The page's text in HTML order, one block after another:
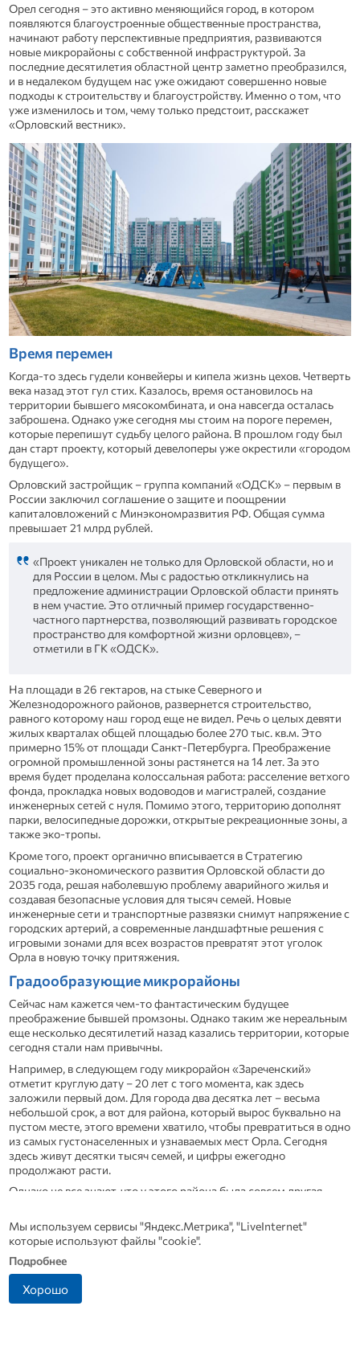
Орел сегодня – это активно меняющийся город, в котором
появляются благоустроенные общественные пространства,
начинают работу перспективные предприятия, развиваются
новые микрорайоны с собственной инфраструктурой. За
последние десятилетия областной центр заметно преобразился,
и в недалеком будущем нас уже ожидают совершенно новые
подходы к строительству и благоустройству. Именно о том, что
уже изменилось и том, чему только предстоит, расскажет
«Орловский вестник».
Время перемен
Когда-то здесь гудели конвейеры и кипела жизнь цехов. Четверть
века назад этот гул стих. Казалось, время остановилось на
территории бывшего мясокомбината, и она навсегда осталась
заброшена. Однако уже сегодня мы стоим на пороге перемен,
которые перепишут судьбу целого района. В прошлом году был
дан старт проекту, который девелоперы уже окрестили «городом
будущего».
Орловский застройщик – группа компаний «ОДСК» – первым в
России заключил соглашение о защите и поощрении
капиталовложений с Минэкономразвития РФ. Общая сумма
превышает 21 млрд рублей.
«Проект уникален не только для Орловской области, но и
для России в целом. Мы с радостью откликнулись на
предложение администрации Орловской области принять
в нем участие. Это отличный пример государственно-
частного партнерства, позволяющий развивать городское
пространство для комфортной жизни орловцев», –
отметили в ГК «ОДСК».
На площади в 26 гектаров, на стыке Северного и
Железнодорожного районов, развернется строительство,
равного которому наш город еще не видел. Речь о целых девяти
жилых кварталах общей площадью более 270 тыс. кв.м. Это
примерно 15% от площади Санкт-Петербурга. Преображение
огромной промышленной зоны растянется на 14 лет. За это
время будет проделана колоссальная работа: расселение ветхого
фонда, прокладка новых водоводов и магистралей, создание
инженерных сетей с нуля. Помимо этого, территорию дополнят
парки, велосипедные дорожки, открытые рекреационные зоны, а
также эко-тропы.
Кроме того, проект органично вписывается в Стратегию
социально-экономического развития Орловской области до
2035 года, решая наболевшую проблему аварийного жилья и
создавая безопасные условия для тысяч семей. Новые
инженерные сети и транспортные развязки снимут напряжение с
городских артерий, а современные ландшафтные решения с
игровыми зонами для всех возрастов превратят этот уголок
Орла в новую точку притяжения.
Градообразующие микрорайоны
Сейчас нам кажется чем-то фантастическим будущее
преображение бывшей промзоны. Однако таким же нереальным
еще несколько десятилетий назад казались территории, которые
сегодня стали нам привычны.
Например, в следующем году микрорайон «Зареченский»
отметит круглую дату – 20 лет с того момента, как здесь
заложили первый дом. Для города два десятка лет – весьма
небольшой срок, а вот для района, который вырос буквально на
пустом месте, этого времени хватило, чтобы превратиться в одно
из самых густонаселенных и узнаваемых мест Орла. Сегодня
здесь живут десятки тысяч семей, и цифры ежегодно
продолжают расти.
Однако не все знают, что у этого района была совсем другая
обозначалось как «Пробуждение». Так называлась
сельхозартель, а позже колхоз, который появился здесь еще в
послевоенные годы. Поля засевали кукурузой и овсом, разбивали
сады. Тогда никто не мог и предположить, что через полвека на
этих же землях вырастут многоэтажки, а вместо комбайнов по
улицам поедут автобусы.Идея передать поля под жилую
застройку возникла еще в 1989 году. Орловский райисполком
Мы используем сервисы "Яндекс.Метрика", "LiveInternet"
которые используют файлы "cookie".
Подробнее
Хорошо